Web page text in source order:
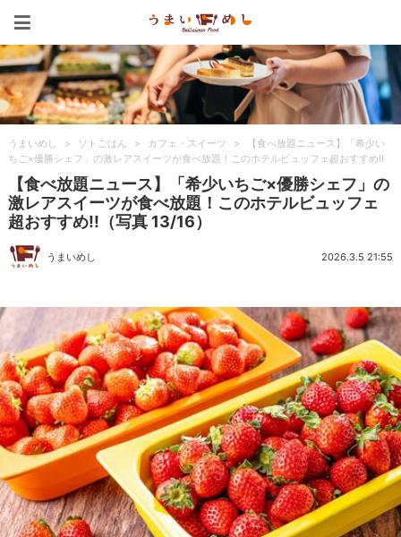
うまいめし > ソトごはん > カフェ・スイーツ >
【食べ放題ニュース】「希少い
ちご×優勝シェフ」の激レアスイーツが食べ放題！このホテルビュッフェ超おすすめ!!
【食べ放題ニュース】「希少いちご×優勝シェフ」の
激レアスイーツが食べ放題！このホテルビュッフェ
超おすすめ!!（写真 13/16）
うまいめし 2026.3.5 21:55